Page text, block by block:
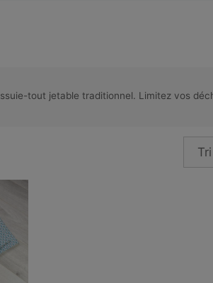
tout jetable traditionnel. Limitez vos